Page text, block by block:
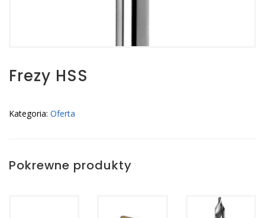
Frezy HSS
Kategoria: Oferta
Pokrewne produkty